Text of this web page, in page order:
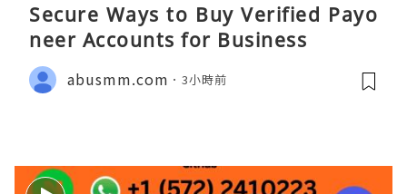
Secure Ways to Buy Verified Payo
neer Accounts for Business
abusmm.com 3小時前